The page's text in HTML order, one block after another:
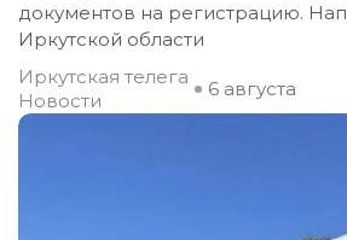
документов на регистрацию.
Иркутской области
Иркутская телега
Новости
6 августа